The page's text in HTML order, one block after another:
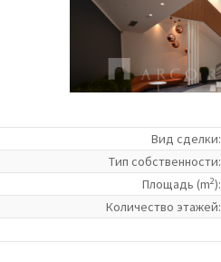
Вид сделки:
Tип собственности:
Площадь (m2):
Количество этажей: